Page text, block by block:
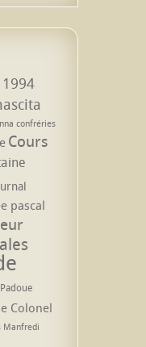
1994
confréries
Cours
pascal
Colonel
Manfredi